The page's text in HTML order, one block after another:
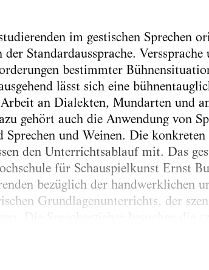
im gestischen Sprechen
Standardaussprache.
bestimmter
lässt sich eine
an Dialekten, Mundarten und
gehört auch die Anwendung von
Sprechen und Weinen. Die
den Unterrichtsablauf mit. Das
für Schauspielkunst Ernst
bezüglich der handwerklichen
Grundlagenunterrichts, der